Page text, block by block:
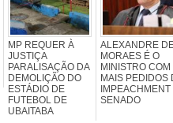
MP REQUER À
JUSTIÇA
PARALISAÇÃO DA
DEMOLIÇÃO DO
ESTÁDIO DE
FUTEBOL DE
UBAITABA
ALEXANDRE
MORAES É O
MINISTRO COM
MAIS PEDIDOS
IMPEACHMENT
SENADO